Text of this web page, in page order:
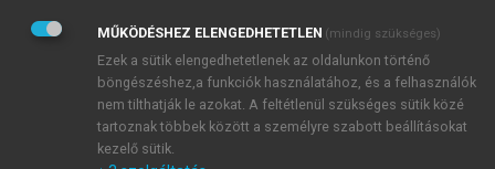
Adatkezelési tájékoztatóbanfoglaltakat tudomásul
veszem és elfogadom.
Általános vásárlási feltételeket, valamint a szotar.netés a
mersz.huoldalak licencszerződéseiben foglaltakat
tudomásul veszem és elfogadom.
MŰKÖDÉSHEZ ELENGEDHETETLEN (mindig szükséges)
Ezek a sütik elengedhetetlenek az oldalunkon történő
böngészéshez,a funkciók használatához, és a felhasználók
nem tilthatják le azokat. A feltétlenül szükséges sütik közé
tartoznak többek között a személyre szabott beállításokat
kezelő sütik.